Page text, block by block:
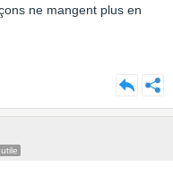
ne mangent plus en